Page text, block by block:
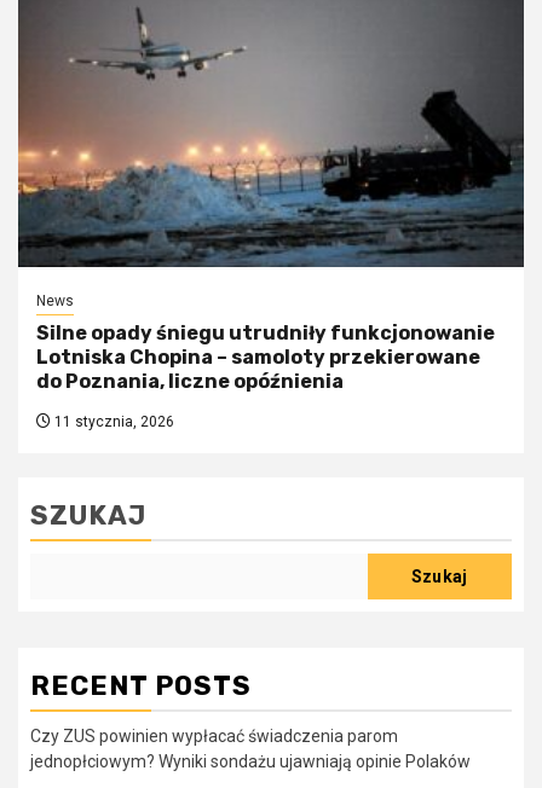
News
Silne opady śniegu utrudniły funkcjonowanie
Lotniska Chopina – samoloty przekierowane
do Poznania, liczne opóźnienia
11 stycznia, 2026
SZUKAJ
Szukaj
RECENT POSTS
Czy ZUS powinien wypłacać świadczenia parom
jednopłciowym? Wyniki sondażu ujawniają opinie Polaków